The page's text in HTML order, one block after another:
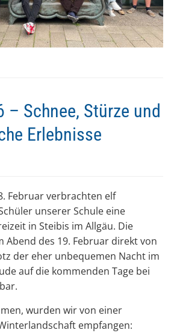
– Schnee, Stürze und
Erlebnisse
Februar verbrachten elf
unserer Schule eine
in Steibis im Allgäu. Die
Abend des 19. Februar direkt von
der eher unbequemen Nacht im
auf die kommenden Tage bei
wurden wir von einer
empfangen: